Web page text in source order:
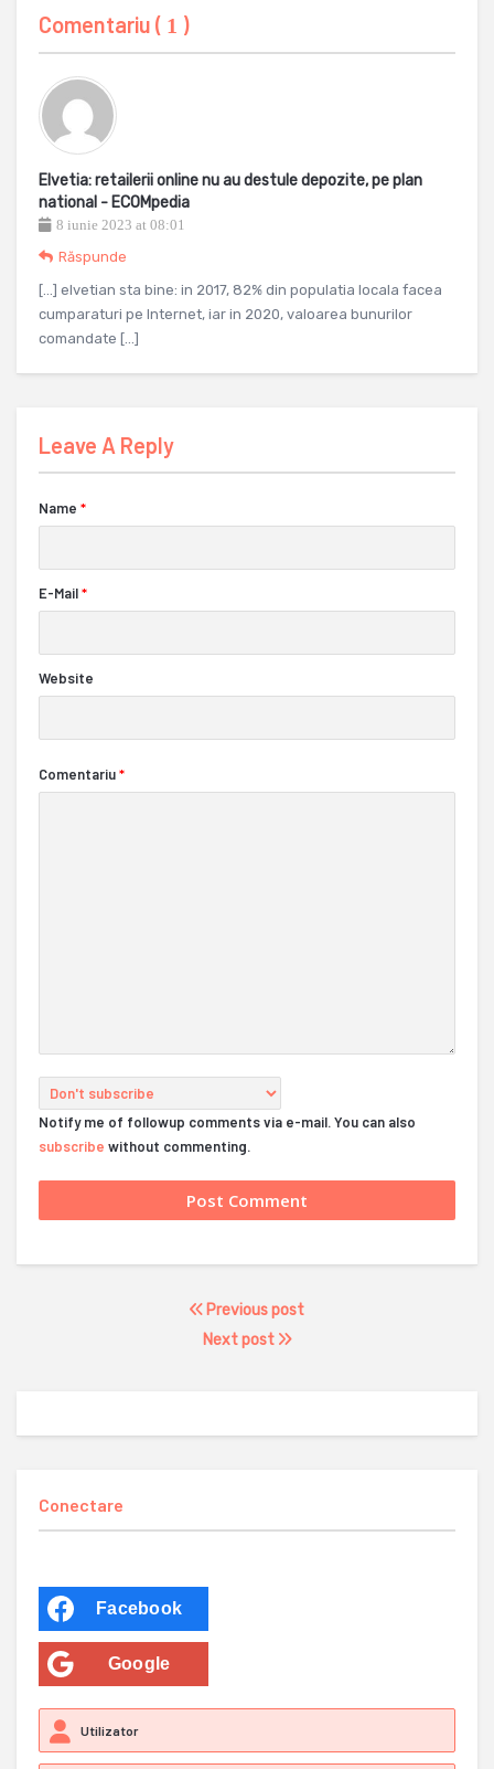
Comentariu ( 1 )
Elvetia: retailerii online nu au destule depozite, pe plan
national - ECOMpedia
8 iunie 2023 at 08:01
Răspunde
[…] elvetian sta bine: in 2017, 82% din populatia locala facea
cumparaturi pe Internet, iar in 2020, valoarea bunurilor
comandate […]
Leave A Reply
Name *
E-Mail*
Website
Comentariu*
Notify me of followup comments via e-mail. You can also
subscribe without commenting.
Previous post
Next post
Conectare
Facebook
Google